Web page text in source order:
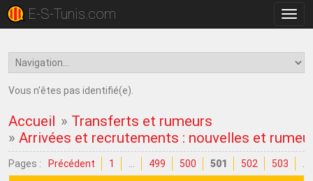
la
E-S-Tunis.com
Vous n'êtes pas identifié(e).
Accueil » Transferts et rumeurs
» Arrivées et recrutements : nouvelles et
Pages : Précédent 1 499 500 501 502 503